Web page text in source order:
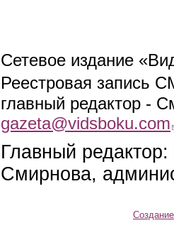
Сетевое издание
Реестровая запись
главный редактор -
gazeta@vidsboku.com
Главный
Смирнова,